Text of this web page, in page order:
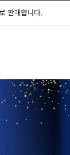
판매합니다.